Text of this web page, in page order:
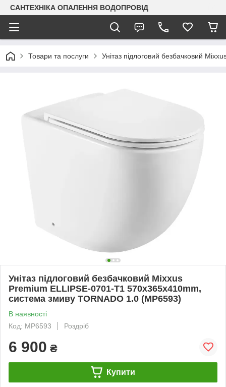
САНТЕХНІКА ОПАЛЕННЯ ВОДОПРОВІД
Товари та послуги Унітаз підлоговий безбачковий
Унітаз підлоговий безбачковий Mixxus
Premium ELLIPSE-0701-T1 570х365х410mm,
система змиву TORNADO 1.0 (MP6593)
В наявності
Код: MP6593
Роздріб
6 900 ₴
Купити